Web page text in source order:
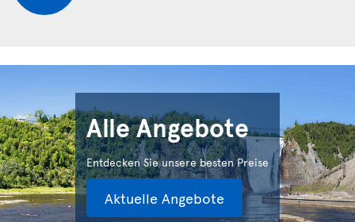
Alle Angebote
Entdecken Sie unsere besten Preise
Aktuelle Angebote